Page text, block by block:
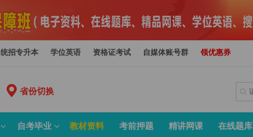
统招专升本 学位英语 资格证考试 自媒体账号群 领优惠券
省份切换
自考毕业 教材资料 考前押题 精讲网课 在线题库